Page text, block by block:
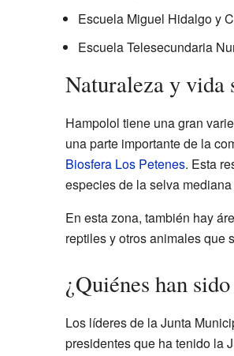
Escuela Miguel Hidalgo y
Escuela Telesecundaria
Naturaleza y vida
Hampolol tiene una gran
una parte importante de la
Biosfera Los Petenes. Esta
especies de la selva
En esta zona, también hay
reptiles y otros animales que
¿Quiénes han
Los líderes de la Junta
presidentes que ha tenido la